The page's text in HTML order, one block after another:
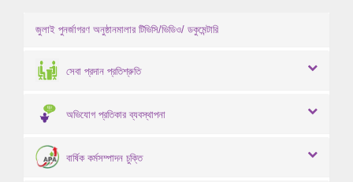
জুলাই পুনর্জাগরণ অনুষ্ঠানমালার টিভিসি/ভিডিও/ ডকুমেন্টারি
সেবা প্রদান প্রতিশ্রুতি
অভিযোগ প্রতিকার ব্যবস্থাপনা
বার্ষিক কর্মসম্পাদন চুক্তি